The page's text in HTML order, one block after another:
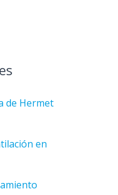
de Hermet
en